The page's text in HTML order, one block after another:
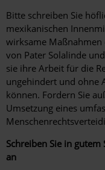
Bitte schreiben Sie
mexikanischen
wirksame
von Pater Solalinde
sie ihre Arbeit für die
ungehindert und ohne
können. Fordern Sie
Umsetzung eines
Schreiben Sie in gutem
an